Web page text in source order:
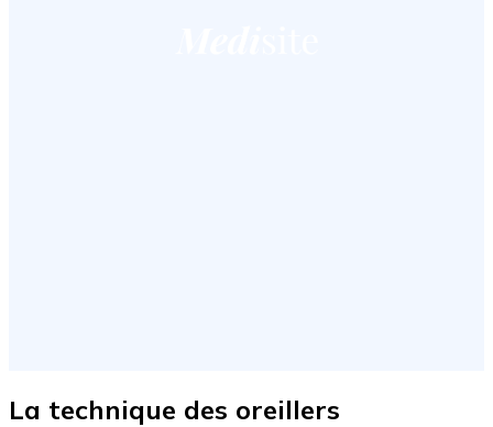
La technique des oreillers